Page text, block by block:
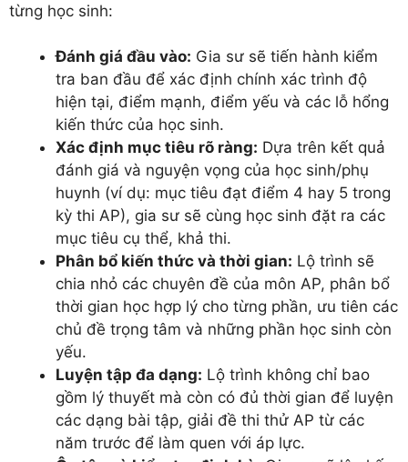
từng học sinh:
Đánh giá đầu vào: Gia sư sẽ tiến hành kiểm
tra ban đầu để xác định chính xác trình độ
hiện tại, điểm mạnh, điểm yếu và các lỗ hổng
kiến thức của học sinh.
Xác định mục tiêu rõ ràng: Dựa trên kết quả
đánh giá và nguyện vọng của học sinh/phụ
huynh (ví dụ: mục tiêu đạt điểm 4 hay 5 trong
kỳ thi AP), gia sư sẽ cùng học sinh đặt ra các
mục tiêu cụ thể, khả thi.
Phân bổ kiến thức và thời gian: Lộ trình sẽ
chia nhỏ các chuyên đề của môn AP, phân bổ
thời gian học hợp lý cho từng phần, ưu tiên các
chủ đề trọng tâm và những phần học sinh còn
yếu.
Luyện tập đa dạng: Lộ trình không chỉ bao
gồm lý thuyết mà còn có đủ thời gian để luyện
các dạng bài tập, giải đề thi thử AP từ các
năm trước để làm quen với áp lực.